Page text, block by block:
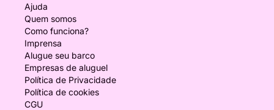
Ajuda
Quem somos
Como funciona?
Imprensa
Alugue seu barco
Empresas de aluguel
Política de Privacidade
Política de cookies
CGU